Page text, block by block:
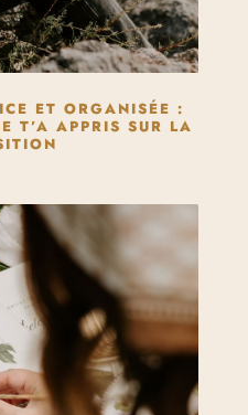
ET ORGANISÉE :
T’A APPRIS SUR LA